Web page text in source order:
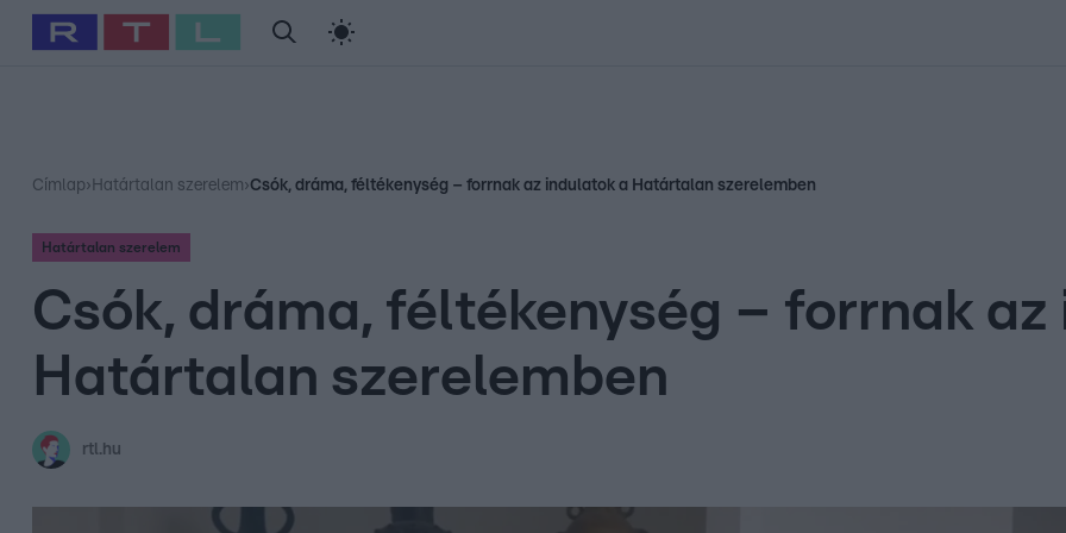
Babits Marcella Szellő István Most Wanted
Címlap› Határtalan szerelem›Csók, dráma, féltékenység – forrnak az indulatok a Határtalan szerelemben
Határtalan szerelem
Csók, dráma, féltékenység – forrnak az
Határtalan szerelemben
rtl.hu